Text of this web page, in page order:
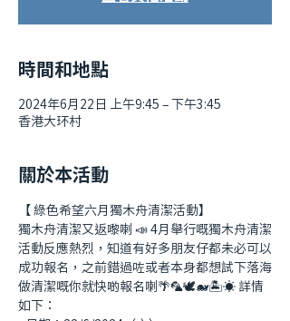
時間和地點
2024年6月22日 上午9:45 – 下午3:45
香港大环村
關於本活動
【 綠色希望六月獨木舟清潔活動】
獨木舟清潔又返嚟喇 📣 4月舉行嘅獨木舟清潔
活動反應熱烈，知道有好多朋友仔都未必可以
成功報名，之前錯過咗或者本身都想試下落海
做清潔嘅你就快啲報名喇🌴🦜🕊️🐋🏝️☀️ 詳情
如下：